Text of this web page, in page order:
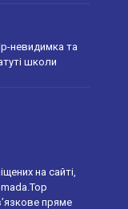
невидимка та
школи
на сайті,
пряме